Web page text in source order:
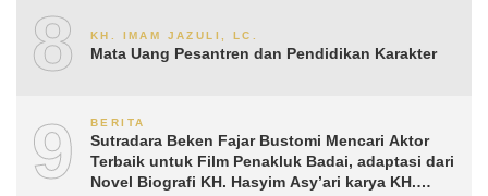
8 KH. IMAM JAZULI, LC.
Mata Uang Pesantren dan Pendidikan Karakter
9 BERITA
Sutradara Beken Fajar Bustomi Mencari Aktor
Terbaik untuk Film Penakluk Badai, adaptasi dari
Novel Biografi KH. Hasyim Asy’ari karya KH.